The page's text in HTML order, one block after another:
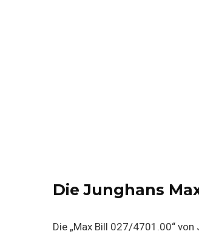
Die Junghans
Die „Max Bill 027/4701.00“